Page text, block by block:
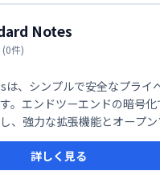
Notes
(0件)
、シンプルで安全なプライ
。エンドツーエンドの暗号化
、強力な拡張機能とオープ
柔軟性の高いノート管理を実
求める方、セキュリティを重
。
詳しく見る